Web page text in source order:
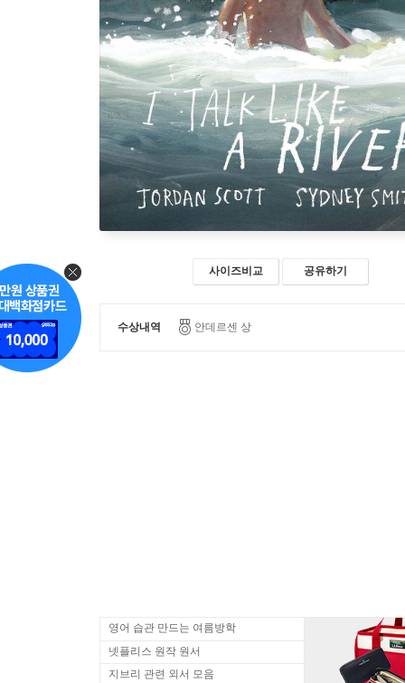
사이즈비교 공유하기
수상내역 안데르센 상
영어 습관 만드는 여름방학
넷플리스 원작 원서
지브리 관련 외서 모음